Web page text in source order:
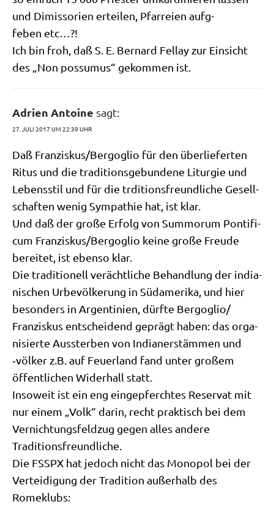
und Dimiss­ori­en ertei­len, Pfar­rei­en auf­g­
feben etc…?!
Ich bin froh, daß S. E. Ber­nard Fel­lay zur Ein­sicht
des „Non pos­su­mus“ gekom­men ist.
Adrien Antoine sagt:
27. JULI 2017 UM 22:39 UHR
Daß Franziskus/​Bergoglio für den über­lie­fer­ten
Ritus und die tra­di­ti­ons­ge­bun­de­ne Lit­ur­gie und
Lebens­stil und für die trdi­ti­ons­freund­li­che Gesell­
schaf­ten wenig Sym­pa­thie hat, ist klar.
Und daß der gro­ße Erfolg von Sum­morum Pon­ti­fi­
cum Franziskus/​Bergoglio kei­ne gro­ße Freu­de
berei­tet, ist eben­so klar.
Die tra­di­tio­nell ver­ächt­li­che Behand­lung der india­
ni­schen Urbe­völ­ke­rung in Süd­ame­ri­ka, und hier
beson­ders in Argen­ti­ni­en, dürf­te Bergoglio/​
Franziskus ent­schei­dend geprägt haben: das orga­
ni­sier­te Aus­ster­ben von India­ner­stäm­men und
‑völ­ker z.B. auf Feu­er­land fand unter gro­ßem
öffent­li­chen Wider­hall statt.
Inso­weit ist ein eng ein­ge­pferch­tes Reser­vat mit
nur einem „Volk“ dar­in, recht prak­tisch bei dem
Ver­nich­tungs­feld­zug gegen alles ande­re
Traditionsfreundliche.
Die FSSPX hat jedoch nicht das Mono­pol bei der
Ver­tei­di­gung der Tra­di­ti­on außer­halb des
Romeklubs: